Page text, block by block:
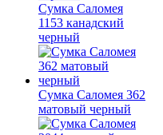
Сумка Саломея
1153 канадский
черный
Сумка Саломея 362
матовый черный